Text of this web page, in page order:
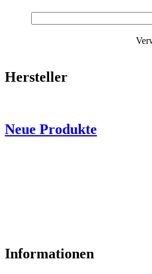
Hersteller
Neue Produkte
Informationen